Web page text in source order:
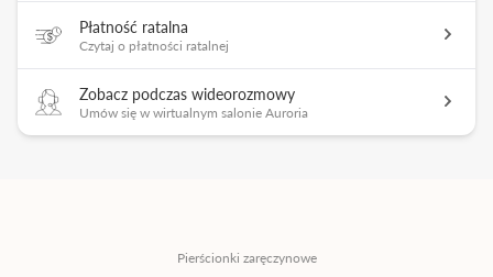
Płatność ratalna
Czytaj o płatności ratalnej
Zobacz podczas wideorozmowy
Umów się w wirtualnym salonie Auroria
Pierścionki zaręczynowe